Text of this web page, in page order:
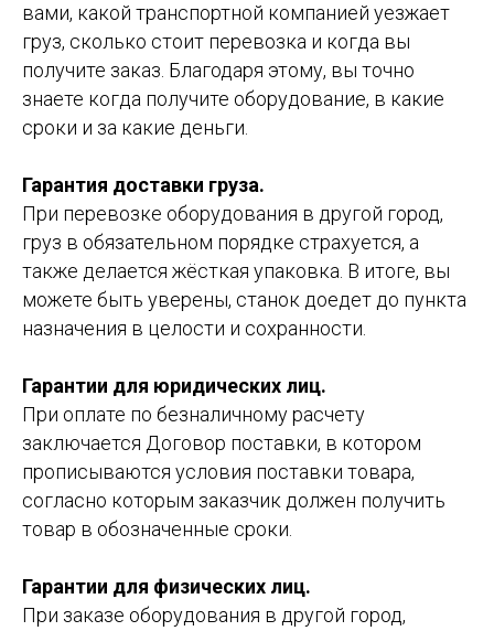
вами, какой транспортной компанией уезжает
груз, сколько стоит перевозка и когда вы
получите заказ. Благодаря этому, вы точно
знаете когда получите оборудование, в какие
сроки и за какие деньги.
Гарантия доставки груза.
При перевозке оборудования в другой город,
груз в обязательном порядке страхуется, а
также делается жёсткая упаковка. В итоге, вы
можете быть уверены, станок доедет до пункта
назначения в целости и сохранности.
Гарантии для юридических лиц.
При оплате по безналичному расчету
заключается Договор поставки, в котором
прописываются условия поставки товара,
согласно которым заказчик должен получить
товар в обозначенные сроки.
Гарантии для физических лиц.
При заказе оборудования в другой город,